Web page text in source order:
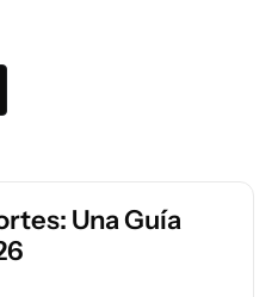
Una Guía